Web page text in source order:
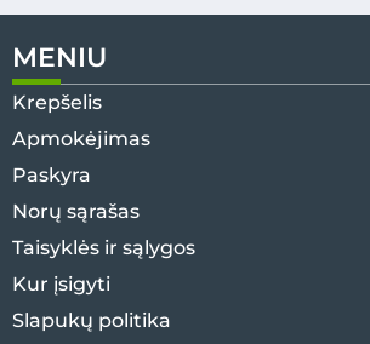
MENIU
Krepšelis
Apmokėjimas
Paskyra
Norų sąrašas
Taisyklės ir sąlygos
Kur įsigyti
Slapukų politika